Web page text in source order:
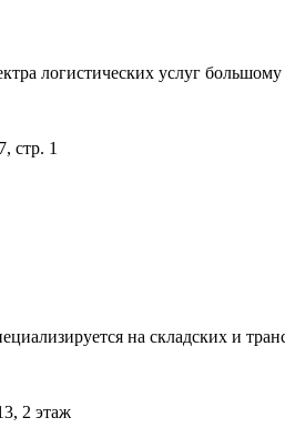
логистических услуг
стр. 1
на складских и
2 этаж